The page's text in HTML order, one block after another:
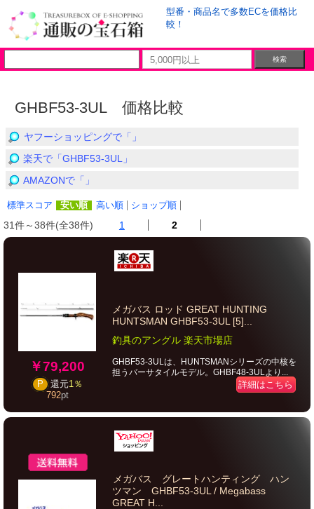
型番・商品名で多数ECを価格比
較！
GHBF53-3UL 価格比較
ヤフーショッピングで「」
楽天で「GHBF53-3UL」
AMAZONで「」
標準スコア 安い順 高い順 ショップ順
31件～38件(全38件) 1 2
￥79,200
P 還元1％
792pt
メガバス ロッド GREAT HUNTING
HUNTSMAN GHBF53-3UL [5]...
釣具のアングル 楽天市場店
GHBF53-3ULは、HUNTSMANシリーズの中核を
担うバーサタイルモデル。GHBF48-3ULより...
詳細はこちら
メガバス グレートハンティング ハン
ツマン GHBF53-3UL / Megabass
GREAT H...